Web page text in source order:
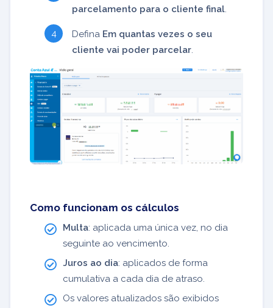
parcelamento para o cliente final
Defina Em quantas vezes o seu
cliente vai poder parcelar
Como funcionam os cálculos
Multa: aplicada uma única vez, no dia
seguinte ao vencimento.
Juros ao dia: aplicados de forma
cumulativa a cada dia de atraso.
Os valores atualizados são exibidos